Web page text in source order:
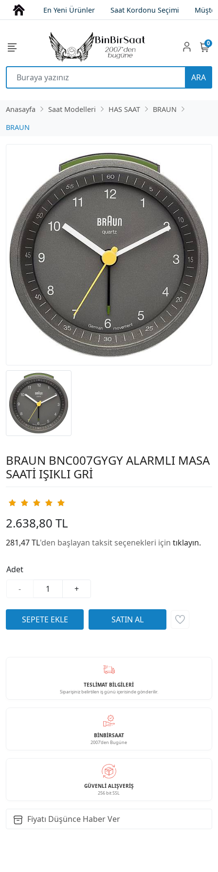
En Yeni Ürünler Saat Kordonu Seçimi
ARA
0
Anasayfa Saat Modelleri HAS SAAT
BRAUN
BRAUN
BRAUN BNC007GYGY ALARMLI MASA
SAATİ IŞIKLI GRİ
2.638,80 TL
281,47 TL'den başlayan taksit seçenekleri için tıklayın.
Adet
-
+
TESLİMAT BİLGİLERİ
Siparişiniz belirtilen iş günü içerisinde gönderilir.
BINBIRSAAT
2007'den Bugüne
GÜVENLI ALIŞVERIŞ
256 bit SSL
Fiyatı Düşünce Haber Ver